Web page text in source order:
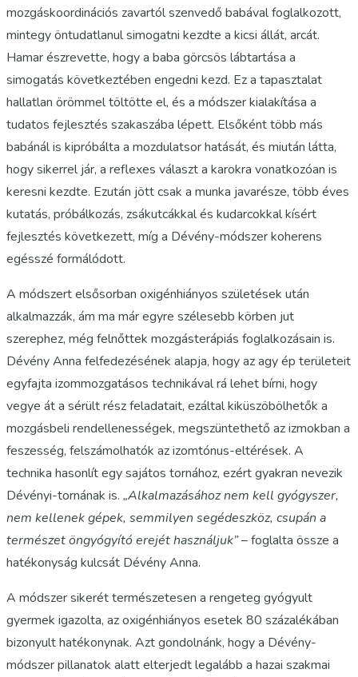
mozgáskoordinációs zavartól szenvedő babával foglalkozott,
mintegy öntudatlanul simogatni kezdte a kicsi állát, arcát.
Hamar észrevette, hogy a baba görcsös lábtartása a
simogatás következtében engedni kezd. Ez a tapasztalat
hallatlan örömmel töltötte el, és a módszer kialakítása a
tudatos fejlesztés szakaszába lépett. Elsőként több más
babánál is kipróbálta a mozdulatsor hatását, és miután látta,
hogy sikerrel jár, a reflexes választ a karokra vonatkozóan is
keresni kezdte. Ezután jött csak a munka javarésze, több éves
kutatás, próbálkozás, zsákutcákkal és kudarcokkal kísért
fejlesztés következett, míg a Dévény-módszer koherens
egésszé formálódott.
A módszert elsősorban oxigénhiányos születések után
alkalmazzák, ám ma már egyre szélesebb körben jut
szerephez, még felnőttek mozgásterápiás foglalkozásain is.
Dévény Anna felfedezésének alapja, hogy az agy ép területeit
egyfajta izommozgatásos technikával rá lehet bírni, hogy
vegye át a sérült rész feladatait, ezáltal kiküszöbölhetők a
mozgásbeli rendellenességek, megszüntethető az izmokban a
feszesség, felszámolhatók az izomtónus-eltérések. A
technika hasonlít egy sajátos tornához, ezért gyakran nevezik
Dévényi-tornának is. „Alkalmazásához nem kell gyógyszer,
nem kellenek gépek, semmilyen segédeszköz, csupán a
természet öngyógyító erejét használjuk”– foglalta össze a
hatékonyság kulcsát Dévény Anna.
A módszer sikerét természetesen a rengeteg gyógyult
gyermek igazolta, az oxigénhiányos esetek 80 százalékában
bizonyult hatékonynak. Azt gondolnánk, hogy a Dévény-
módszer pillanatok alatt elterjedt legalább a hazai szakmai